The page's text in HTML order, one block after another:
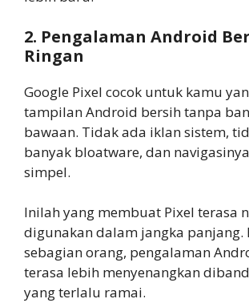
2. Pengalaman Android
Ringan
Google Pixel cocok untuk kamu
tampilan Android bersih tanpa
bawaan. Tidak ada iklan sistem,
banyak bloatware, dan
simpel.
Inilah yang membuat Pixel terasa
digunakan dalam jangka panjang.
sebagian orang, pengalaman
terasa lebih menyenangkan
yang terlalu ramai.